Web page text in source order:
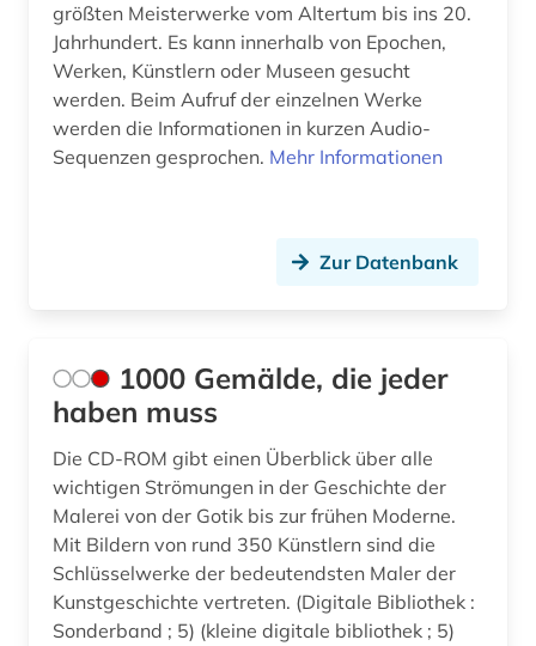
bayerische staatsbibliothek (1)
bayern (4)
bekleidung (1)
belgische kultur (1)
berlin (13)
berlin-kreuzberg (1)
beschreibung (1)
bestandsaufbau (1)
größten Meisterwerke vom Altertum bis ins 20.
Jahrhundert. Es kann innerhalb von Epochen,
Werken, Künstlern oder Museen gesucht
werden. Beim Aufruf der einzelnen Werke
werden die Informationen in kurzen Audio-
Sequenzen gesprochen. Mehr Informationen
Zur Datenbank
1000 Gemälde, die jeder
haben muss
Die CD-ROM gibt einen Überblick über alle
wichtigen Strömungen in der Geschichte der
Malerei von der Gotik bis zur frühen Moderne.
Mit Bildern von rund 350 Künstlern sind die
Schlüsselwerke der bedeutendsten Maler der
Kunstgeschichte vertreten. (Digitale Bibliothek :
Sonderband ; 5) (kleine digitale bibliothek ; 5)